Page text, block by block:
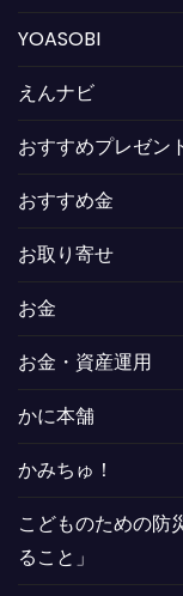
YOASOBI
えんナビ
おすすめプレゼン
おすすめ金
お取り寄せ
お金
お金・資産運用
かに本舗
かみちゅ！
こどものための防
ること」